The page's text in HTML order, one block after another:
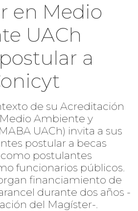
en Medio
UACh
a
de su Acreditación
Ambiente y
UACh) invita a sus
postular a becas
como postulantes
funcionarios públicos.
financiamiento de
durante dos años -
del Magíster-.